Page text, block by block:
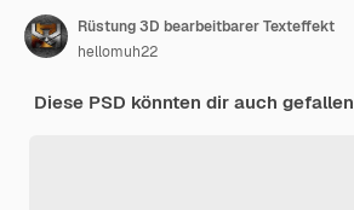
Rüstung 3D bearbeitbarer Texteffekt
hellomuh22
Diese PSD könnten dir auch gefallen